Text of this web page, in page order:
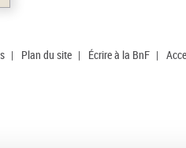
| Plan du site | Écrire à la BnF |